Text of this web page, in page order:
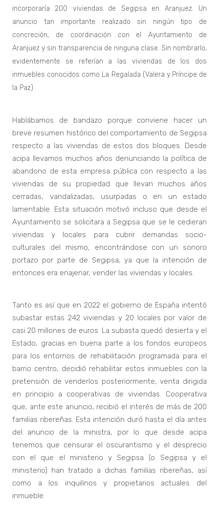
incorporaría 200 viviendas de Segipsa en Aranjuez. Un
anuncio tan importante realizado sin ningún tipo de
concreción, de coordinación con el Ayuntamiento de
Aranjuez y sin transparencia de ninguna clase. Sin nombrarlo,
evidentemente se referían a las viviendas de los dos
inmuebles conocidos como La Regalada (Valera y Príncipe de
la Paz)
Hablábamos de bandazo porque conviene hacer un
breve resumen histórico del comportamiento de Segipsa
respecto a las viviendas de estos dos bloques. Desde
acipa llevamos muchos años denunciando la política de
abandono de esta empresa pública con respecto a las
viviendas de su propiedad que llevan muchos años
cerradas, vandalizadas, usurpadas o en un estado
lamentable. Esta situación motivó incluso que desde el
Ayuntamiento se solicitara a Segipsa que se le cedieran
viviendas y locales para cubrir demandas socio-
culturales del mismo, encontrándose con un sonoro
portazo por parte de Segipsa, ya que la intención de
entonces era enajenar, vender las viviendas y locales.
Tanto es así que en 2022 el gobierno de España intentó
subastar estas 242 viviendas y 20 locales por valor de
casi 20 millones de euros. La subasta quedó desierta y el
Estado, gracias en buena parte a los fondos europeos
para los entornos de rehabilitación programada para el
barrio centro, decidió rehabilitar estos inmuebles con la
pretensión de venderlos posteriormente, venta dirigida
en principio a cooperativas de viviendas. Cooperativa
que, ante este anuncio, recibió el interés de más de 200
familias ribereñas. Esta intención duró hasta el día antes
del anuncio de la ministra, por lo que desde acipa
tenemos que censurar el oscurantismo y el desprecio
con el que el ministerio y Segipsa (o Segipsa y el
ministerio) han tratado a dichas familias ribereñas, así
como a los inquilinos y propietarios actuales del
inmueble.